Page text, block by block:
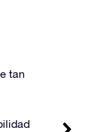
tan